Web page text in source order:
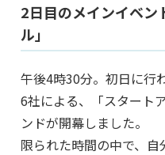
2日目のメインイベン
ル」
午後4時30分。初日に行
6社による、「スタート
ンドが開幕しました。
限られた時間の中で、